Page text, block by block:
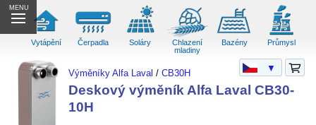
MENU
Vytápění Čerpadla Soláry
Chlazení
mladiny
Bazény Průmysl
Výměníky Alfa Laval /CB30H
Deskový výměník Alfa Laval CB30-
10H
▼